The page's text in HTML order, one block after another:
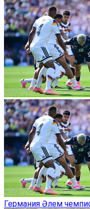
Германия Әлем